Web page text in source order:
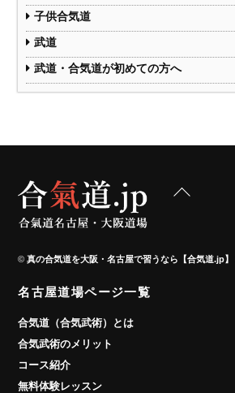
子供合気道
武道
武道・合気道が初めての方へ
Back
©真の合気道を大阪・名古屋で習うなら【合気道.jp】
名古屋道場ページ一覧
合気道（合気武術）とは
合気武術のメリット
コース紹介
無料体験レッスン